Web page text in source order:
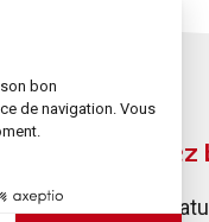
Vous
Demandez-nous